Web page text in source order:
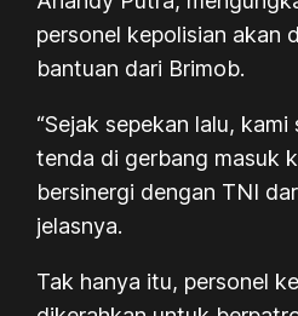
personel kepolisian akan
bantuan dari Brimob.
“Sejak sepekan lalu,
tenda di gerbang masuk
bersinergi dengan TNI
jelasnya.
Tak hanya itu, personel